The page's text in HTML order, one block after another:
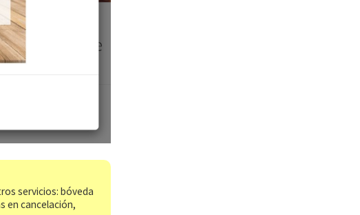
servicios: bóveda
en cancelación,